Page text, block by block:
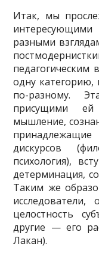
Итак, мы
разными
педагогическим
одну
по-разному.
присущими ей
мышление,
дискурсов
психология),
детер­минация,
Таким же
целостность
другие — его
Лакан).